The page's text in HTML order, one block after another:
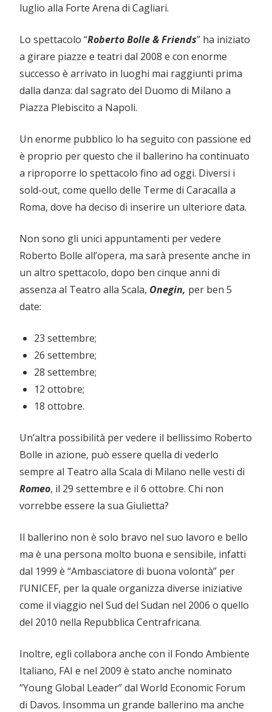
luglio alla Forte Arena di Cagliari.
Lo spettacolo “Roberto Bolle & Friends” ha iniziato
a girare piazze e teatri dal 2008 e con enorme
successo è arrivato in luoghi mai raggiunti prima
dalla danza: dal sagrato del Duomo di Milano a
Piazza Plebiscito a Napoli.
Un enorme pubblico lo ha seguito con passione ed
è proprio per questo che il ballerino ha continuato
a riproporre lo spettacolo fino ad oggi. Diversi i
sold-out, come quello delle Terme di Caracalla a
Roma, dove ha deciso di inserire un ulteriore data.
Non sono gli unici appuntamenti per vedere
Roberto Bolle all’opera, ma sarà presente anche in
un altro spettacolo, dopo ben cinque anni di
assenza al Teatro alla Scala, Onegin, per ben 5
date:
23 settembre;
26 settembre;
28 settembre;
12 ottobre;
18 ottobre.
Un’altra possibilità per vedere il bellissimo Roberto
Bolle in azione, può essere quella di vederlo
sempre al Teatro alla Scala di Milano nelle vesti di
Romeo, il 29 settembre e il 6 ottobre. Chi non
vorrebbe essere la sua Giulietta?
Il ballerino non è solo bravo nel suo lavoro e bello
ma è una persona molto buona e sensibile, infatti
dal 1999 è “Ambasciatore di buona volontà” per
l’UNICEF, per la quale organizza diverse iniziative
come il viaggio nel Sud del Sudan nel 2006 o quello
del 2010 nella Repubblica Centrafricana.
Inoltre, egli collabora anche con il Fondo Ambiente
Italiano, FAI e nel 2009 è stato anche nominato
“Young Global Leader” dal World Economic Forum
di Davos. Insomma un grande ballerino ma anche